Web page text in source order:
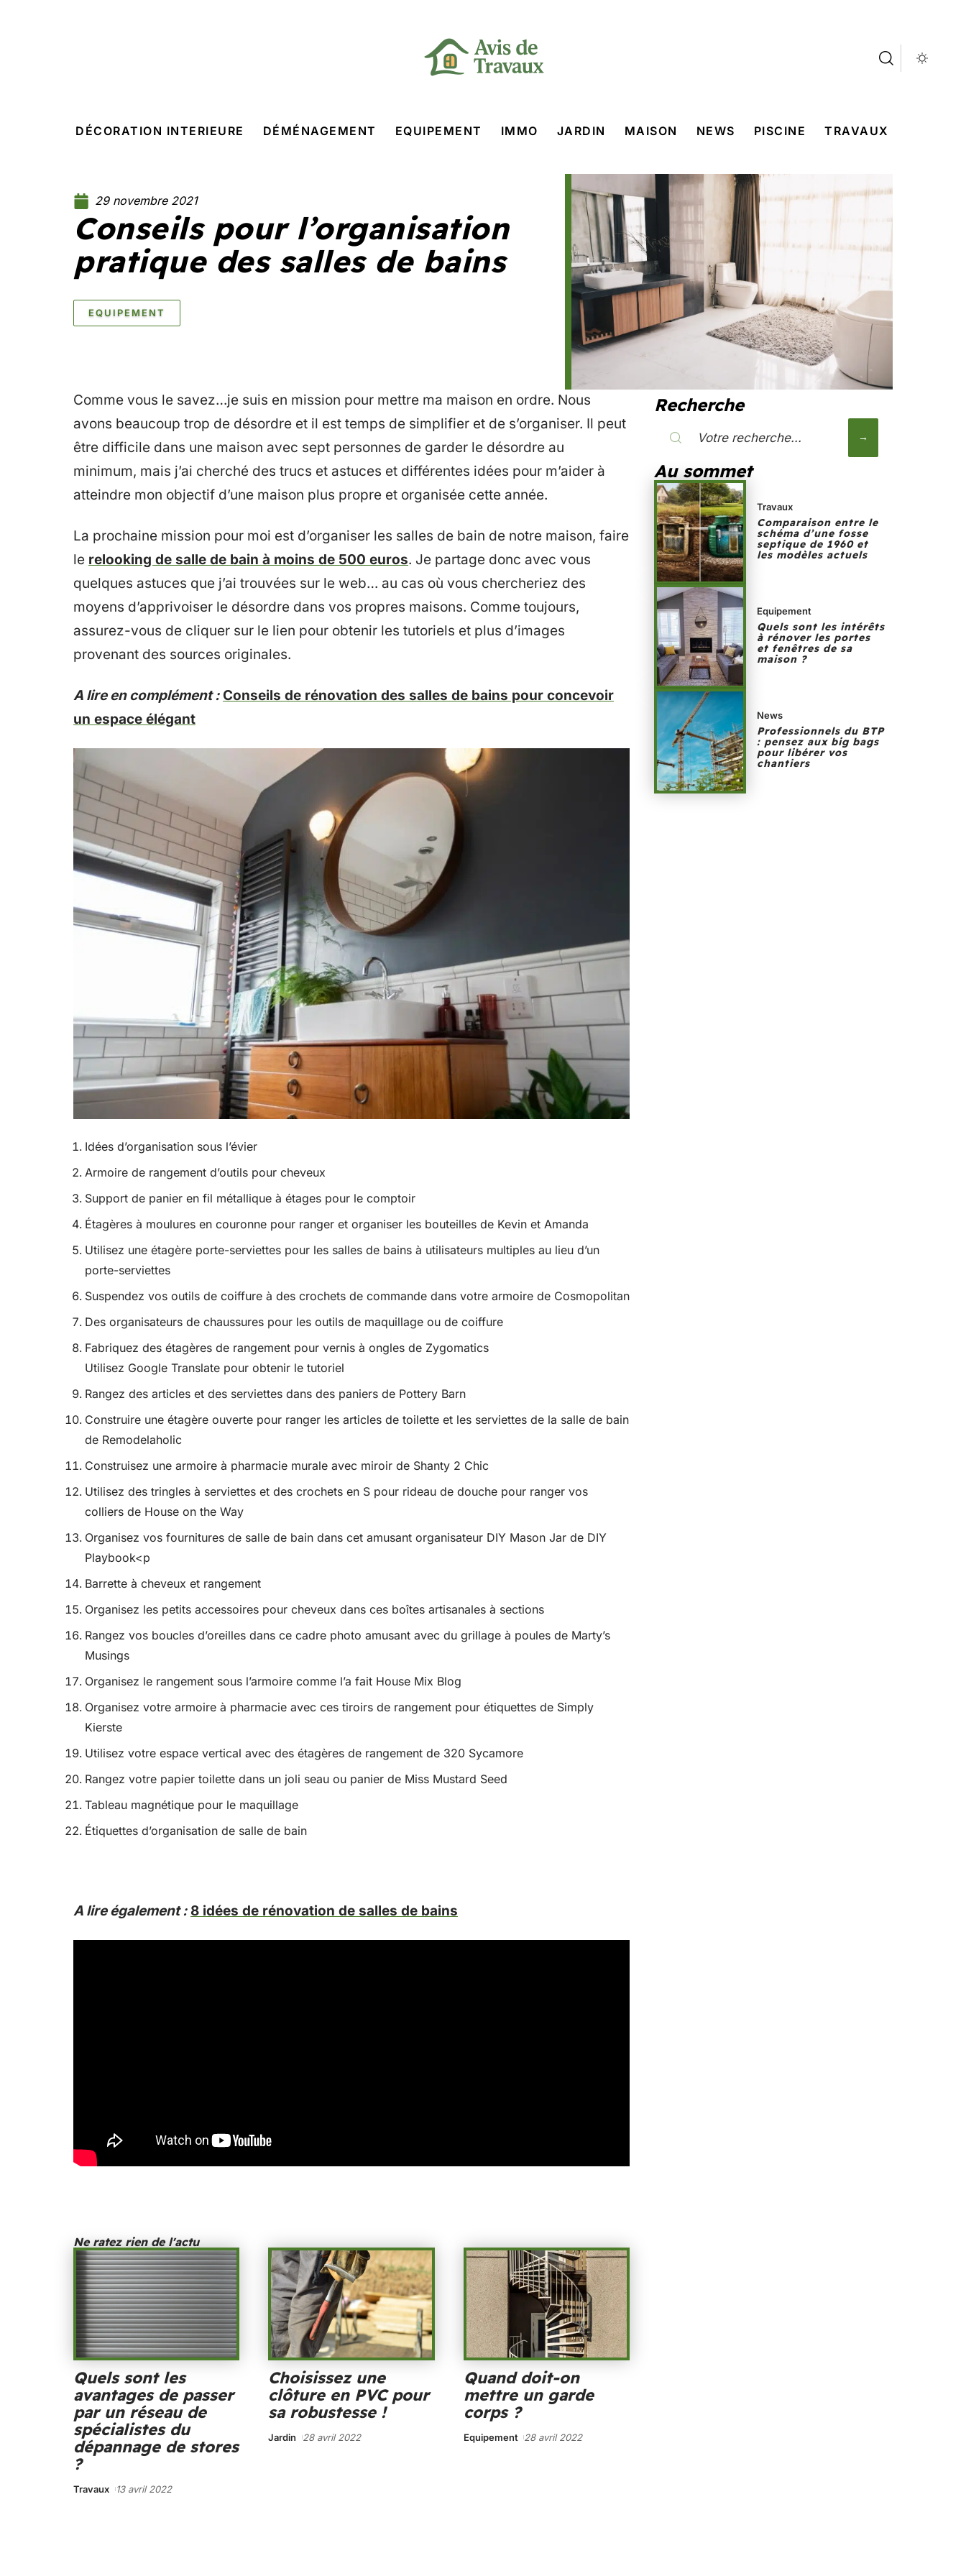
DÉCORATION INTERIEURE DÉMÉNAGEMENT EQUIPEMENT IMMO JARDIN MAISON NEWS PISCINE TRAVAUX
29 novembre 2021
Conseils pour l’organisation
pratique des salles de bains
EQUIPEMENT
Comme vous le savez…je suis en mission pour mettre ma maison en ordre. Nous
avons beaucoup trop de désordre et il est temps de simplifier et de s’organiser. Il peut
être difficile dans une maison avec sept personnes de garder le désordre au
minimum, mais j’ai cherché des trucs et astuces et différentes idées pour m’aider à
atteindre mon objectif d’une maison plus propre et organisée cette année.
La prochaine mission pour moi est d’organiser les salles de bain de notre maison, faire
le relooking de salle de bain à moins de 500 euros. Je partage donc avec vous
quelques astuces que j’ai trouvées sur le web… au cas où vous chercheriez des
moyens d’apprivoiser le désordre dans vos propres maisons. Comme toujours,
assurez-vous de cliquer sur le lien pour obtenir les tutoriels et plus d’images
provenant des sources originales.
A lire en complément : Conseils de rénovation des salles de bains pour concevoir
un espace élégant
Idées d’organisation sous l’évier
Armoire de rangement d’outils pour cheveux
Support de panier en fil métallique à étages pour le comptoir
Étagères à moulures en couronne pour ranger et organiser les bouteilles de Kevin et Amanda
Utilisez une étagère porte-serviettes pour les salles de bains à utilisateurs multiples au lieu d’un
porte-serviettes
Suspendez vos outils de coiffure à des crochets de commande dans votre armoire de Cosmopolitan
Des organisateurs de chaussures pour les outils de maquillage ou de coiffure
Fabriquez des étagères de rangement pour vernis à ongles de Zygomatics
Utilisez Google Translate pour obtenir le tutoriel
Rangez des articles et des serviettes dans des paniers de Pottery Barn
Construire une étagère ouverte pour ranger les articles de toilette et les serviettes de la salle de bain
de Remodelaholic
Construisez une armoire à pharmacie murale avec miroir de Shanty 2 Chic
Utilisez des tringles à serviettes et des crochets en S pour rideau de douche pour ranger vos
colliers de House on the Way
Organisez vos fournitures de salle de bain dans cet amusant organisateur DIY Mason Jar de DIY
Playbook<p
Barrette à cheveux et rangement
Organisez les petits accessoires pour cheveux dans ces boîtes artisanales à sections
Rangez vos boucles d’oreilles dans ce cadre photo amusant avec du grillage à poules de Marty’s
Musings
Organisez le rangement sous l’armoire comme l’a fait House Mix Blog
Organisez votre armoire à pharmacie avec ces tiroirs de rangement pour étiquettes de Simply
Kierste
Utilisez votre espace vertical avec des étagères de rangement de 320 Sycamore
Rangez votre papier toilette dans un joli seau ou panier de Miss Mustard Seed
Tableau magnétique pour le maquillage
Étiquettes d’organisation de salle de bain
A lire également : 8 idées de rénovation de salles de bains
Ne ratez rien de l'actu
Quels sont les
avantages de passer
par un réseau de
spécialistes du
dépannage de stores
?
Travaux 13 avril 2022
Choisissez une
clôture en PVC pour
sa robustesse !
Jardin 28 avril 2022
Quand doit-on
mettre un garde
corps ?
Equipement 28 avril 2022
Recherche
Au sommet
Travaux
Comparaison entre le
schéma d’une fosse
septique de 1960 et
les modèles actuels
Equipement
Quels sont les intérêts
à rénover les portes
et fenêtres de sa
maison ?
News
Professionnels du BTP
: pensez aux big bags
pour libérer vos
chantiers